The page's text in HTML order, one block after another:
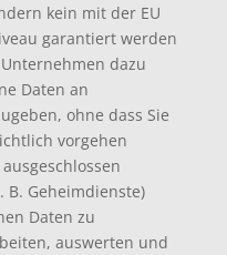
kein mit der EU
garantiert werden
dazu
Daten an
ohne dass Sie
vorgehen
B. Geheimdienste)
Daten zu
auswerten und